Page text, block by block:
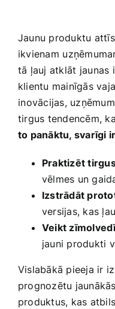
Jaunu produktu
ikvienam
tā ļauj atklāt ⁣jaunas
klientu‌ mainīgās
⁣inovācijas,
tirgus tendencēm,
to panāktu, svarīgi
Praktizēt‍
vēlmes un
Izstrādāt
versijas, kas
Veikt​
jauni produkti
Vislabākā pieeja ir
prognozētu
produktus, kas